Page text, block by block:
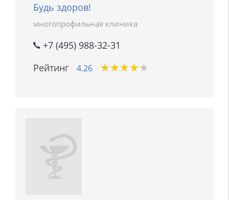
Будь здоров!
многопрофильная клиника
+7 (495) 988-32-31
Рейтинг
4.26 ★★★★★
★★★★★